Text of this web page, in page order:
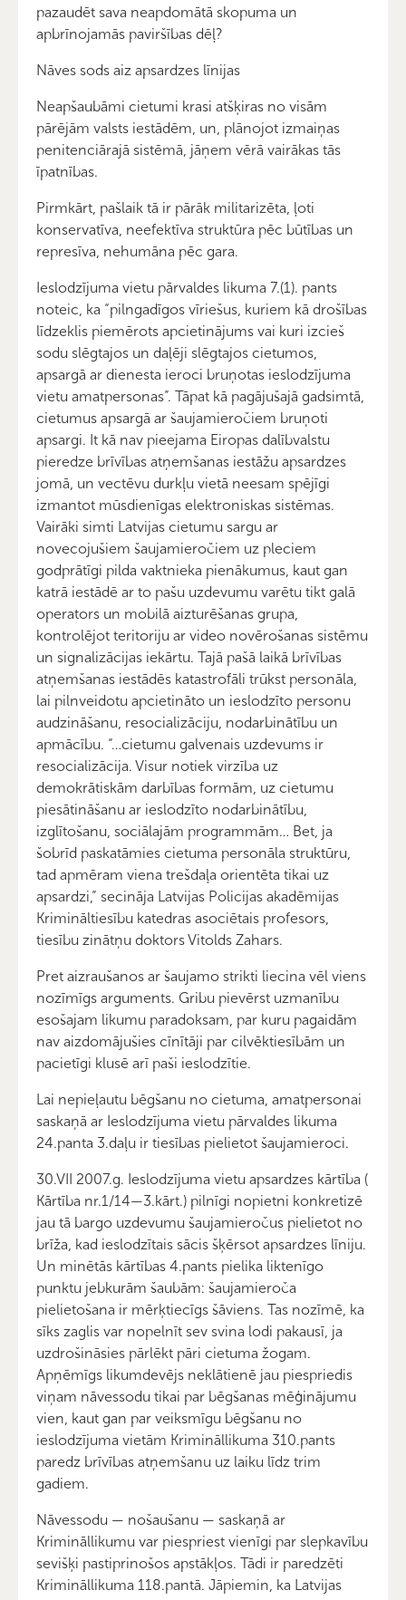
pazaudēt sava neapdomātā skopuma un
apbrīnojamās paviršības dēļ?
Nāves sods aiz apsardzes līnijas
Neapšaubāmi cietumi krasi atšķiras no visām
pārējām valsts iestādēm, un, plānojot izmaiņas
penitenciārajā sistēmā, jāņem vērā vairākas tās
īpatnības.
Pirmkārt, pašlaik tā ir pārāk militarizēta, ļoti
konservatīva, neefektīva struktūra pēc būtības un
represīva, nehumāna pēc gara.
Ieslodzījuma vietu pārvaldes likuma 7.(1). pants
noteic, ka “pilngadīgos vīriešus, kuriem kā drošības
līdzeklis piemērots apcietinājums vai kuri izcieš
sodu slēgtajos un daļēji slēgtajos cietumos,
apsargā ar dienesta ieroci bruņotas ieslodzījuma
vietu amatpersonas”. Tāpat kā pagājušajā gadsimtā,
cietumus apsargā ar šaujamieročiem bruņoti
apsargi. It kā nav pieejama Eiropas dalībvalstu
pieredze brīvības atņemšanas iestāžu apsardzes
jomā, un vectēvu durkļu vietā neesam spējīgi
izmantot mūsdienīgas elektroniskas sistēmas.
Vairāki simti Latvijas cietumu sargu ar
novecojušiem šaujamieročiem uz pleciem
godprātīgi pilda vaktnieka pienākumus, kaut gan
katrā iestādē ar to pašu uzdevumu varētu tikt galā
operators un mobilā aizturēšanas grupa,
kontrolējot teritoriju ar video novērošanas sistēmu
un signalizācijas iekārtu. Tajā pašā laikā brīvības
atņemšanas iestādēs katastrofāli trūkst personāla,
lai pilnveidotu apcietināto un ieslodzīto personu
audzināšanu, resocializāciju, nodarbinātību un
apmācību. “…cietumu galvenais uzdevums ir
resocializācija. Visur notiek virzība uz
demokrātiskām darbības formām, uz cietumu
piesātināšanu ar ieslodzīto nodarbinātību,
izglītošanu, sociālajām programmām… Bet, ja
šobrīd paskatāmies cietuma personāla struktūru,
tad apmēram viena trešdaļa orientēta tikai uz
apsardzi,” secināja Latvijas Policijas akadēmijas
Krimināltiesību katedras asociētais profesors,
tiesību zinātņu doktors Vitolds Zahars.
Pret aizraušanos ar šaujamo strikti liecina vēl viens
nozīmīgs arguments. Gribu pievērst uzmanību
esošajam likumu paradoksam, par kuru pagaidām
nav aizdomājušies cīnītāji par cilvēktiesībām un
pacietīgi klusē arī paši ieslodzītie.
Lai nepieļautu bēgšanu no cietuma, amatpersonai
saskaņā ar Ieslodzījuma vietu pārvaldes likuma
24.panta 3.daļu ir tiesības pielietot šaujamieroci.
30.VII 2007.g. Ieslodzījuma vietu apsardzes kārtība (
Kārtība nr.1/14—3.kārt.) pilnīgi nopietni konkretizē
jau tā bargo uzdevumu šaujamieročus pielietot no
brīža, kad ieslodzītais sācis šķērsot apsardzes līniju.
Un minētās kārtības 4.pants pielika liktenīgo
punktu jebkurām šaubām: šaujamieroča
pielietošana ir mērķtiecīgs šāviens. Tas nozīmē, ka
sīks zaglis var nopelnīt sev svina lodi pakausī, ja
uzdrošināsies pārlēkt pāri cietuma žogam.
Apņēmīgs likumdevējs neklātienē jau piespriedis
viņam nāvessodu tikai par bēgšanas mēģinājumu
vien, kaut gan par veiksmīgu bēgšanu no
ieslodzījuma vietām Krimināllikuma 310.pants
paredz brīvības atņemšanu uz laiku līdz trim
gadiem.
Nāvessodu — nošaušanu — saskaņā ar
Krimināllikumu var piespriest vienīgi par slepkavību
sevišķi pastiprinošos apstākļos. Tādi ir paredzēti
Krimināllikuma 118.pantā. Jāpiemin, ka Latvijas